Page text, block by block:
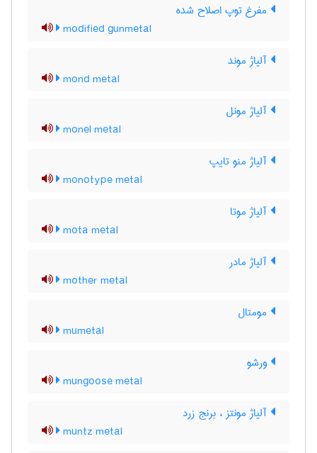
مفرغ توپ اصلاح شده
modified gunmetal
آلیاژ موند
mond metal
آلیاژ مونل
monel metal
آلیاژ منو تایپ
monotype metal
آلیاژ موتا
mota metal
آلیاژ مادر
mother metal
مومتال
mumetal
ورشو
mungoose metal
آلیاژ مونتز ، برنج زرد
muntz metal